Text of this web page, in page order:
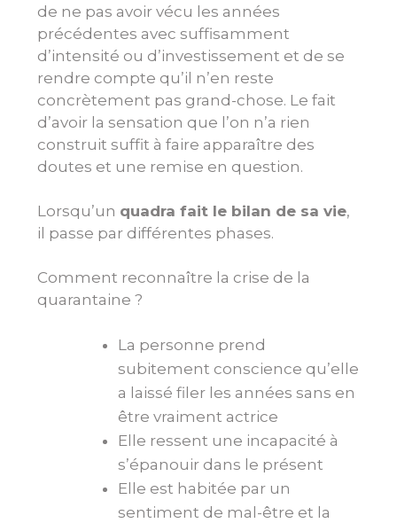
de ne pas avoir vécu les années
précédentes avec suffisamment
d’intensité ou d’investissement et de se
rendre compte qu’il n’en reste
concrètement pas grand-chose. Le fait
d’avoir la sensation que l’on n’a rien
construit suffit à faire apparaître des
doutes et une remise en question.
Lorsqu’un quadra fait le bilan de sa vie,
il passe par différentes phases.
Comment reconnaître la crise de la
quarantaine ?
La personne prend
subitement conscience qu’elle
a laissé filer les années sans en
être vraiment actrice
Elle ressent une incapacité à
s’épanouir dans le présent
Elle est habitée par un
sentiment de mal-être et la